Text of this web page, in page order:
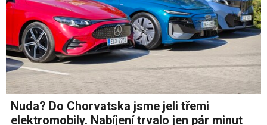
Nuda? Do Chorvatska jsme jeli třemi
elektromobily. Nabíjení trvalo jen pár minut